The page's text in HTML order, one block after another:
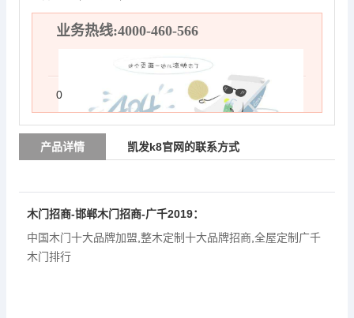
业务热线:4000-460-566
0
产品详情 凯发k8官网的联系方式
木门招商-邯郸木门招商-广千2019：
中国木门十大品牌加盟 整木定制十大品牌招商 全屋定制广千
木门排行